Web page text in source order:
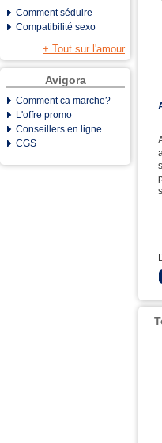
Comment séduire
Compatibilité sexo
+ Tout sur l'amour
Avigora
Comment ca marche?
L'offre promo
Conseillers en ligne
CGS